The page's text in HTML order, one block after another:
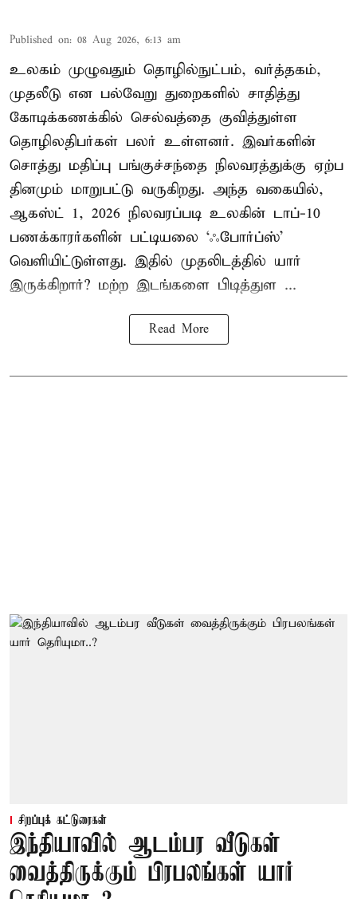
Published on: 08 Aug 2026, 6:13 am
உலகம் முழுவதும் தொழில்நுட்பம், வர்த்தகம்,
முதலீடு என பல்வேறு துறைகளில் சாதித்து
கோடிக்கணக்கில் செல்வத்தை குவித்துள்ள
தொழிலதிபர்கள் பலர் உள்ளனர். இவர்களின்
சொத்து மதிப்பு பங்குச்சந்தை நிலவரத்துக்கு ஏற்ப
தினமும் மாறுபட்டு வருகிறது. அந்த வகையில்,
ஆகஸ்ட் 1, 2026 நிலவரப்படி உலகின் டாப்-10
பணக்காரர்களின் பட்டியலை ‘ஃபோர்ப்ஸ்’
வெளியிட்டுள்ளது. இதில் முதலிடத்தில் யார்
இருக்கிறார்? மற்ற இடங்களை பிடித்துள ...
Read More
சிறப்புக் கட்டுரைகள்
இந்தியாவில் ஆடம்பர வீடுகள்
வைத்திருக்கும் பிரபலங்கள் யார்